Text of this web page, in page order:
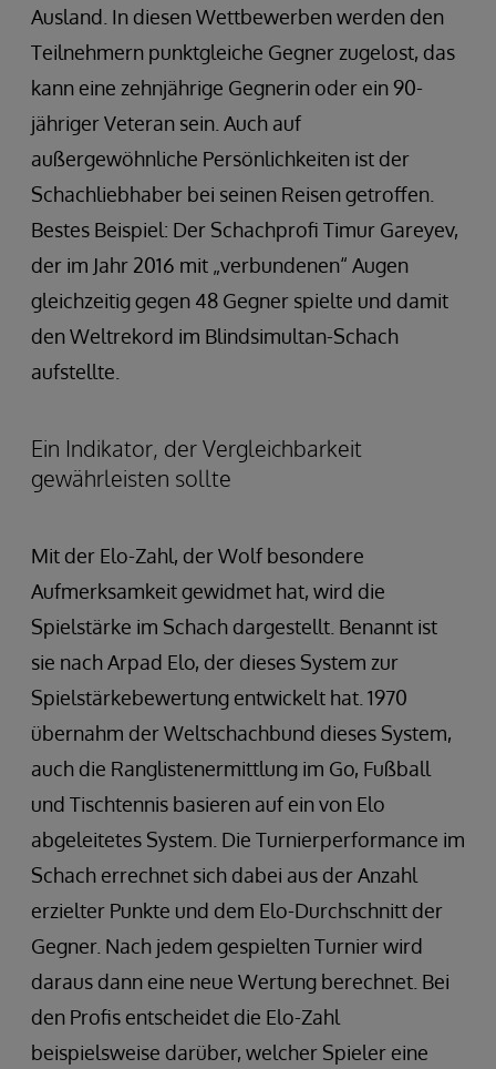
Ausland. In diesen Wettbewerben werden den
Teilnehmern punktgleiche Gegner zugelost, das
kann eine zehnjährige Gegnerin oder ein 90-
jähriger Veteran sein. Auch auf
außergewöhnliche Persönlichkeiten ist der
Schachliebhaber bei seinen Reisen getroffen.
Bestes Beispiel: Der Schachprofi Timur Gareyev,
der im Jahr 2016 mit „verbundenen“ Augen
gleichzeitig gegen 48 Gegner spielte und damit
den Weltrekord im Blindsimultan-Schach
aufstellte.
Ein Indikator, der Vergleichbarkeit
gewährleisten sollte
Mit der Elo-Zahl, der Wolf besondere
Aufmerksamkeit gewidmet hat, wird die
Spielstärke im Schach dargestellt. Benannt ist
sie nach Arpad Elo, der dieses System zur
Spielstärkebewertung entwickelt hat. 1970
übernahm der Weltschachbund dieses System,
auch die Ranglistenermittlung im Go, Fußball
und Tischtennis basieren auf ein von Elo
abgeleitetes System. Die Turnierperformance im
Schach errechnet sich dabei aus der Anzahl
erzielter Punkte und dem Elo-Durchschnitt der
Gegner. Nach jedem gespielten Turnier wird
daraus dann eine neue Wertung berechnet. Bei
den Profis entscheidet die Elo-Zahl
beispielsweise darüber, welcher Spieler eine